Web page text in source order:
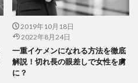
2019年10月18日
2022年8月24日
一重イケメンになれる方法を徹底
解説！切れ長の眼差しで女性を虜
に？